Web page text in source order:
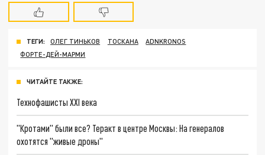
ТЕГИ: ОЛЕГ ТИНЬКОВ ТОСКАНА
ADNKRONOS
ФОРТЕ-ДЕЙ-МАРМИ
ЧИТАЙТЕ ТАКЖЕ:
Технофашисты XXI века
"Кротами" были все? Теракт в центре Москвы: На генералов
охотятся "живые дроны"